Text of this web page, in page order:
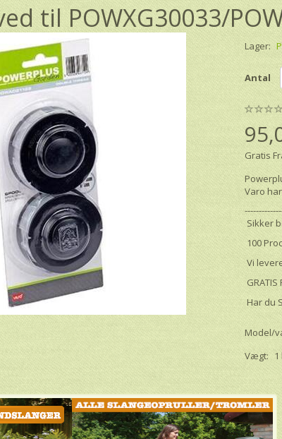
til POWXG30033/
Lager:
Antal
Gratis
Varo
Sikker
100
Vi
GRATIS
Har du
Model/
Vægt: 1